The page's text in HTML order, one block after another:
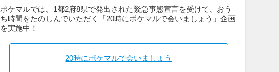
ポケマルでは、1都2府8県で発出された緊急事態宣言を受けて、おう
ち時間をたのしんでいただく「20時にポケマルで会いましょう」企画
を実施中！
20時にポケマルで会いましょう